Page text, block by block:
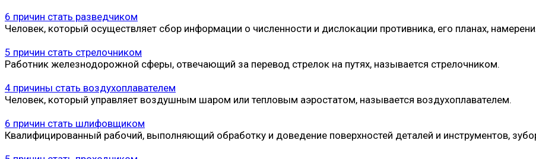
6 причин стать разведчиком
Человек, который осуществляет сбор информации о численности и дислокации противника, его планах,
5 причин стать стрелочником
Работник железнодорожной сферы, отвечающий за перевод стрелок на путях, называется стрелочником.
4 причины стать воздухоплавателем
Человек, который управляет воздушным шаром или тепловым аэростатом, называется воздухоплавателем.
6 причин стать шлифовщиком
Квалифицированный рабочий, выполняющий обработку и доведение поверхностей деталей и инструментов,